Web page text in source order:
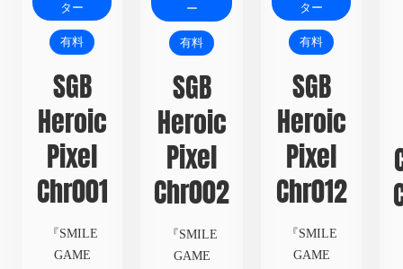
ター
有料
SGB
Heroic
Pixel
Chr001
『SMILE
GAME
ー
有料
SGB
Heroic
Pixel
Chr002
『SMILE
GAME
ター
有料
SGB
Heroic
Pixel
Chr012
『SMILE
GAME